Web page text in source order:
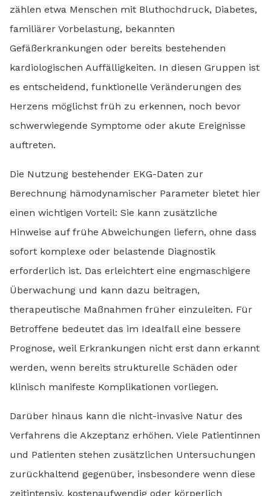
zählen etwa Menschen mit Bluthochdruck, Diabetes,
familiärer Vorbelastung, bekannten
Gefäßerkrankungen oder bereits bestehenden
kardiologischen Auffälligkeiten. In diesen Gruppen ist
es entscheidend, funktionelle Veränderungen des
Herzens möglichst früh zu erkennen, noch bevor
schwerwiegende Symptome oder akute Ereignisse
auftreten.
Die Nutzung bestehender EKG-Daten zur
Berechnung hämodynamischer Parameter bietet hier
einen wichtigen Vorteil: Sie kann zusätzliche
Hinweise auf frühe Abweichungen liefern, ohne dass
sofort komplexe oder belastende Diagnostik
erforderlich ist. Das erleichtert eine engmaschigere
Überwachung und kann dazu beitragen,
therapeutische Maßnahmen früher einzuleiten. Für
Betroffene bedeutet das im Idealfall eine bessere
Prognose, weil Erkrankungen nicht erst dann erkannt
werden, wenn bereits strukturelle Schäden oder
klinisch manifeste Komplikationen vorliegen.
Darüber hinaus kann die nicht-invasive Natur des
Verfahrens die Akzeptanz erhöhen. Viele Patientinnen
und Patienten stehen zusätzlichen Untersuchungen
zurückhaltend gegenüber, insbesondere wenn diese
zeitintensiv, kostenaufwendig oder körperlich